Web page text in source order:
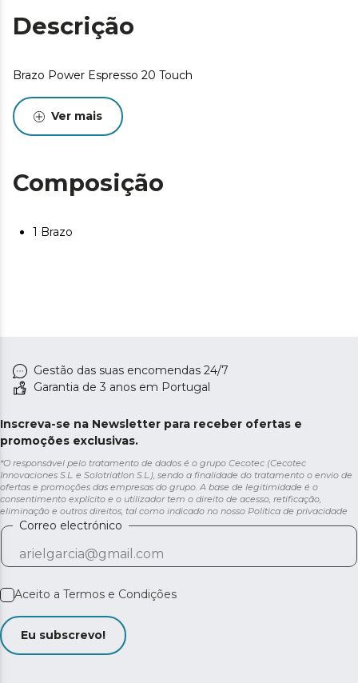
Descrição
Brazo Power Espresso 20 Touch
Ver mais
Composição
1 Brazo
Gestão das suas encomendas 24/7
Garantia de 3 anos em Portugal
Inscreva-se na Newsletter para receber ofertas e
promoções exclusivas.
*O responsável pelo tratamento de dados é o grupo Cecotec (Cecotec
Innovaciones S.L. e Solotriatlon S.L.), sendo a finalidade do tratamento o envio de
ofertas e promoções das empresas do grupo. A base de legitimidade é o
consentimento explícito e o utilizador tem o direito de acesso, retificação,
eliminação e outros direitos, tal como indicado no nosso Política de privacidade
Correo electrónico
Aceito a Termos e Condições
Eu subscrevo!